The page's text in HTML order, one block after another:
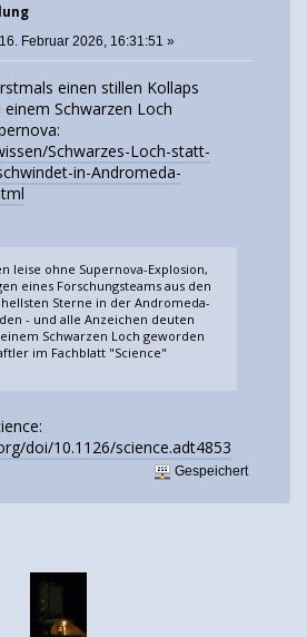
16. Februar 2026, 16:31:51 »
einen stillen Kollaps
Schwarzen Loch
Schwarzes-Loch-statt-
in-Andromeda-
leise ohne Supernova-Explosion,
eines Forschungsteams aus den
hellsten Sterne in der Andromeda-
- und alle Anzeichen deuten
Schwarzen Loch geworden
im Fachblatt "Science"
doi/10.1126/science.adt4853
Gespeichert